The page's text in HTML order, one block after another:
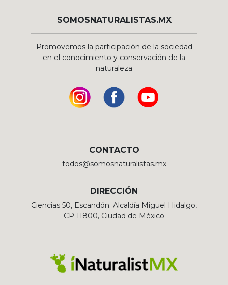
SOMOSNATURALISTAS.MX
Promovemos la participación de la sociedad
en el conocimiento y conservación de la
naturaleza
CONTACTO
todos@somosnaturalistas.mx
DIRECCIÓN
Ciencias 50, Escandón. Alcaldía Miguel Hidalgo,
CP 11800, Ciudad de México